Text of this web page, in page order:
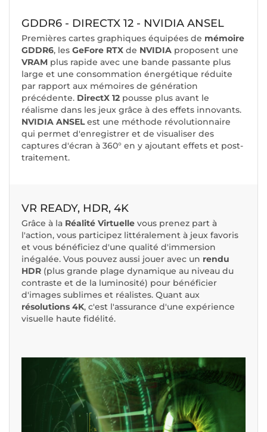
GDDR6 - DIRECTX 12 - NVIDIA ANSEL
Premières cartes graphiques équipées de mémoire
GDDR6, les GeFore RTX de NVIDIA proposent une
VRAM plus rapide avec une bande passante plus
large et une consommation énergétique réduite
par rapport aux mémoires de génération
précédente. DirectX 12 pousse plus avant le
réalisme dans les jeux grâce à des effets innovants.
NVIDIA ANSELest une méthode révolutionnaire
qui permet d'enregistrer et de visualiser des
captures d'écran à 360° en y ajoutant effets et post-
traitement.
VR READY, HDR, 4K
Grâce à la Réalité Virtuelle vous prenez part à
l'action, vous participez littéralement à jeux favoris
et vous bénéficiez d'une qualité d'immersion
inégalée. Vous pouvez aussi jouer avec un rendu
HDR (plus grande plage dynamique au niveau du
contraste et de la luminosité) pour bénéficier
d'images sublimes et réalistes. Quant aux
résolutions 4K, c'est l'assurance d'une expérience
visuelle haute fidélité.